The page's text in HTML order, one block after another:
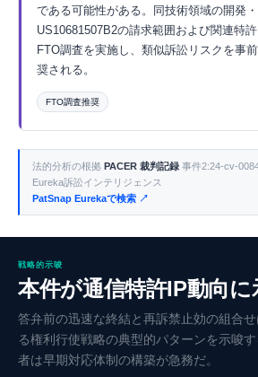
である可能性がある。同技術領域の開発・
US10681507B2の請求範囲および関連特
FTO調査を実施し、類似訴訟リスクを事
奨される。
FTO調査推奨
Eurekaで探索 ↗
法的分析の根拠 PACER 裁判記録 事件2:24-cv-
Eureka訴訟インテリジェンス
PatSnap Eurekaで検索 ↗
戦略的示唆
本件が通信特許IP動向
答弁前の迅速な終結と再訴禁止効の組合
る権利行使戦略の典型的パターンを示唆
者は早期対応体制の構築が急務だ。